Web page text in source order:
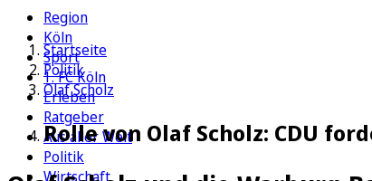
Region
Köln
Sport
1. FC Köln
Erleben
Ratgeber
Aus aller Welt
Politik
Wirtschaft
Startseite
Politik
Olaf Scholz
Rolle von Olaf Scholz: CDU